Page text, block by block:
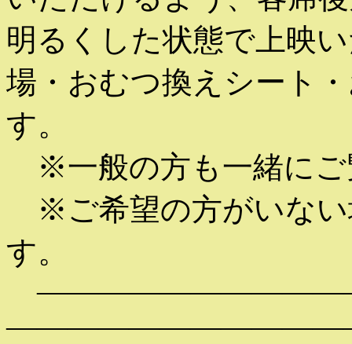
明るくした状態で上映
場・おむつ換えシート
す。
※一般の方も一緒にご
※ご希望の方がいない
す。